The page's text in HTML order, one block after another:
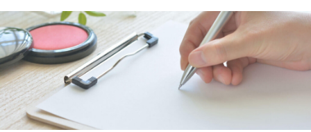
組合員ブログ
お問い合わせ